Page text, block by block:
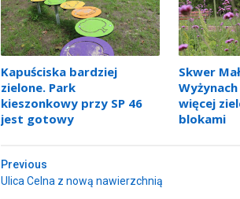
Kapuściska bardziej
zielone. Park
kieszonkowy przy SP 46
jest gotowy
Skwer
więcej
blokami
Previous
Ulica Celna z nową nawierzchnią